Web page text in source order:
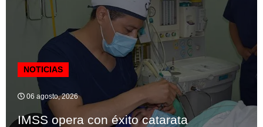
NOTICIAS
06 agosto, 2026
IMSS opera con éxito catarata